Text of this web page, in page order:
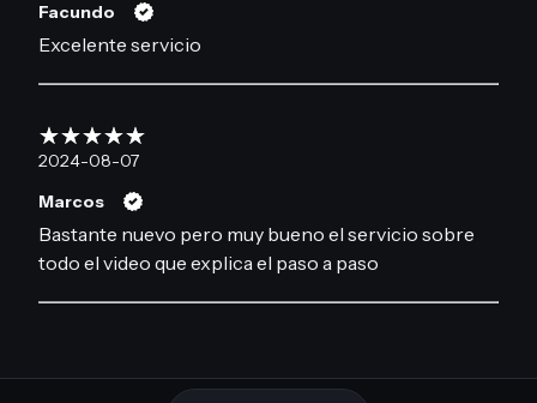
Facundo
Excelente servicio
2024-08-07
Marcos
Bastante nuevo pero muy bueno el servicio sobre
todo el video que explica el paso a paso